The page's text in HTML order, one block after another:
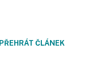
PŘEHRÁT ČLÁNEK